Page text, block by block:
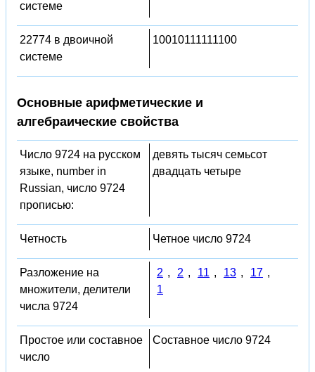
системе
22774 в двоичной
системе
10010111111100
Основные арифметические и
алгебраические свойства
Число 9724 на русском
языке, number in
Russian, число 9724
прописью:
девять тысяч семьсот
двадцать четыре
Четность Четное число 9724
Разложение на
множители, делители
числа 9724
2 , 2 , 11 , 13 , 17 ,
1
Простое или составное
число
Составное число 9724